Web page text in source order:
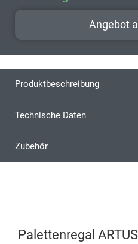
Angebot
Produktbeschreibung
Technische Daten
Zubehör
Palettenregal